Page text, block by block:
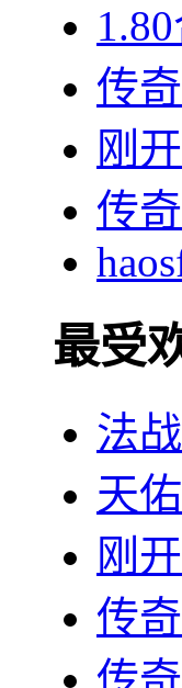
传
刚
传
最受
法
天
刚
传
传